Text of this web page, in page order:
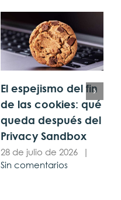
El espejismo del fin
de las cookies: qué
queda después del
Privacy Sandbox
28 de julio de 2026
|
Sin comentarios